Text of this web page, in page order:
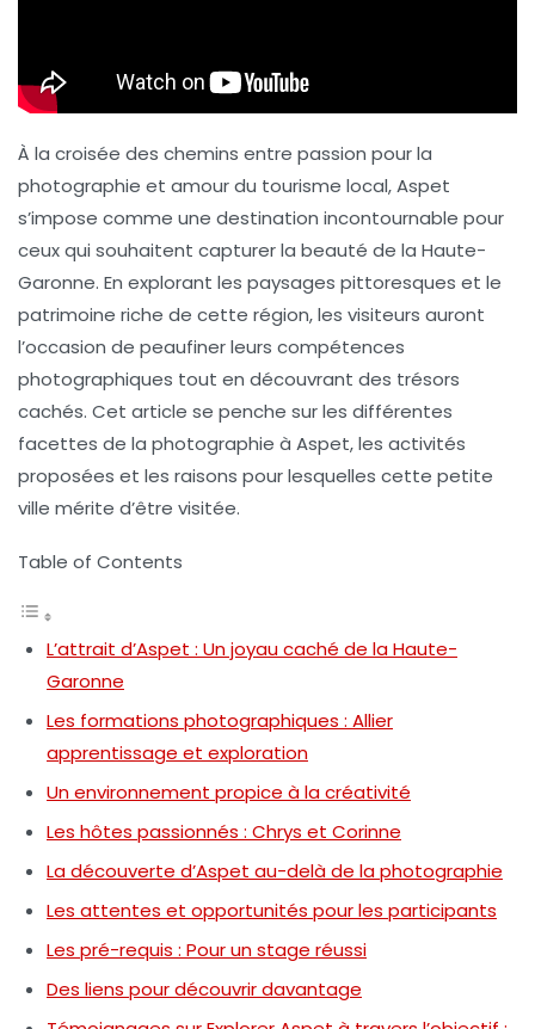
À la croisée des chemins entre passion pour la
photographie et amour du tourisme local, Aspet
s’impose comme une destination incontournable pour
ceux qui souhaitent capturer la beauté de la Haute-
Garonne. En explorant les paysages pittoresques et le
patrimoine riche de cette région, les visiteurs auront
l’occasion de peaufiner leurs compétences
photographiques tout en découvrant des trésors
cachés. Cet article se penche sur les différentes
facettes de la photographie à Aspet, les activités
proposées et les raisons pour lesquelles cette petite
ville mérite d’être visitée.
Table of Contents
L’attrait d’Aspet : Un joyau caché de la Haute-
Garonne
Les formations photographiques : Allier
apprentissage et exploration
Un environnement propice à la créativité
Les hôtes passionnés : Chrys et Corinne
La découverte d’Aspet au-delà de la photographie
Les attentes et opportunités pour les participants
Les pré-requis : Pour un stage réussi
Des liens pour découvrir davantage